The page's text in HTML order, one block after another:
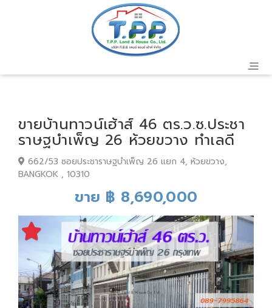
ขายบ้านทาวน์เฮ้าส์ 46 ตร.ว.ซ.ประชา
ราษฐบำเพ็ญ 26 ห้วยขวาง ทำเลดี
662/53 ซอยประชาราษฐบำเพ็ญ 26 แยก 4, ห้วยขวาง,
BANGKOK , 10310
ขาย ฿ 8,690,000